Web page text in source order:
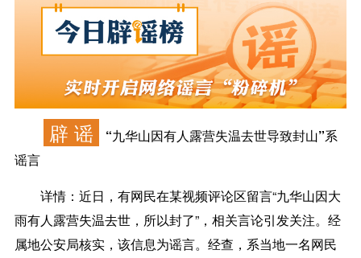
辟 谣
“九华山因有人露营失温去世导致封山”系
谣言
详情： 近日，有网民在某视频评论区留言“九华山因大
雨有人露营失温去世，所以封了”，相关言论引发关注。经
属地公安局核实，该信息为谣言。经查，系当地一名网民